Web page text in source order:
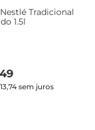
Tradicional
1.5l
49
sem juros